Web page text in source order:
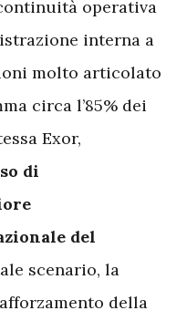
operativa
interna a
molto articolato
circa l’85% dei
Exor,
di
del
scenario, la
della